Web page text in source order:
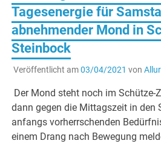
Tagesenergie für
abnehmender Mond in
Steinbock
Veröffentlicht am03/04/2021 von
Der Mond steht noch im Schütze-
dann gegen die Mittagszeit in den
anfangs vorherrschenden
einem Drang nach Bewegung